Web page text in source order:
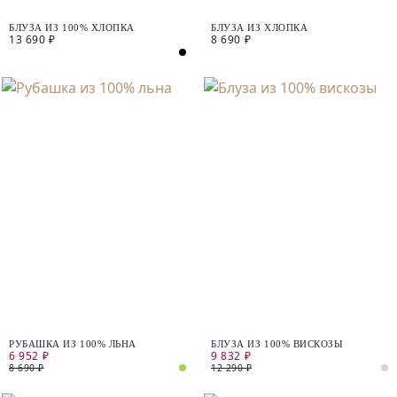
БЛУЗА ИЗ 100% ХЛОПКА
13 690 ₽
БЛУЗА ИЗ ХЛОПКА
8 690 ₽
РУБАШКА ИЗ 100% ЛЬНА
6 952 ₽
8 690 ₽
БЛУЗА ИЗ 100% ВИСКОЗЫ
9 832 ₽
12 290 ₽